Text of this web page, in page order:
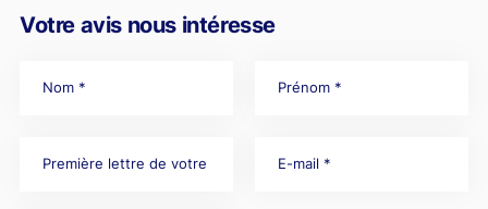
Votre avis nous intéresse